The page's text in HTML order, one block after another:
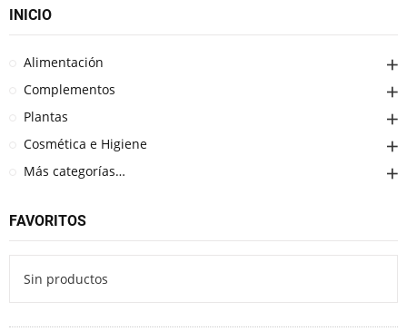
INICIO
Alimentación
Complementos
Plantas
Cosmética e Higiene
Más categorías…
FAVORITOS
Sin productos